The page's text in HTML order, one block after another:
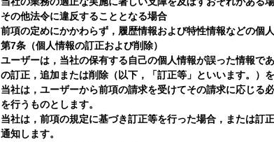
その他法令に違反することとなる場合
前項の定めにかかわらず，履歴情報および特性情報などの個
第7条（個人情報の訂正および削除）
ユーザーは，当社の保有する自己の個人情報が誤った情報で
の訂正，追加または削除（以下，「訂正等」といいます。）
当社は，ユーザーから前項の請求を受けてその請求に応じる
を行うものとします。
当社は，前項の規定に基づき訂正等を行った場合，または訂
通知します。